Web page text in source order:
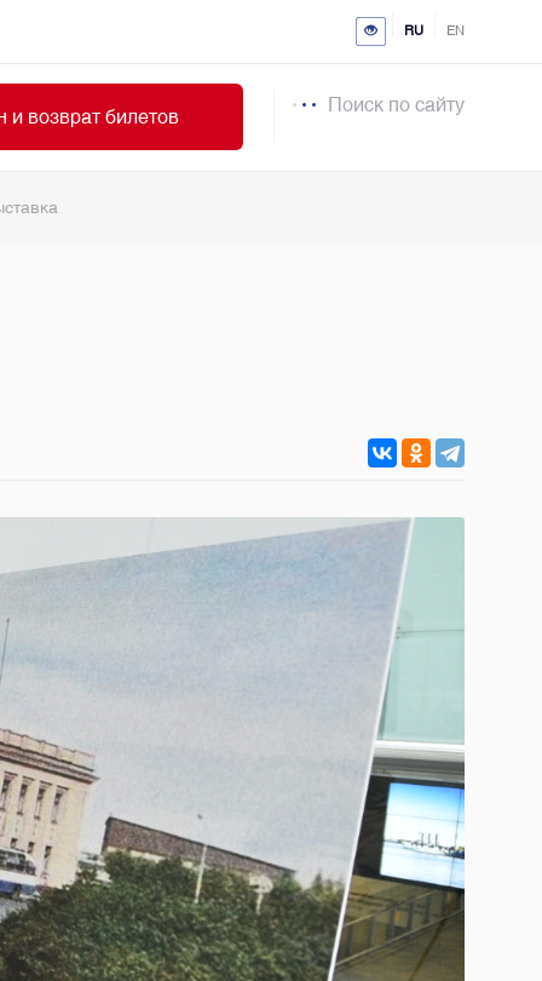
RU EN
и возврат билетов
Поиск по сайту